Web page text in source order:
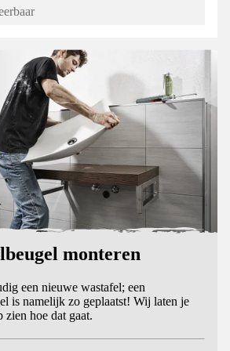
monteren
een nieuwe wastafel; een
is namelijk zo geplaatst! Wij laten je
zien hoe dat gaat.